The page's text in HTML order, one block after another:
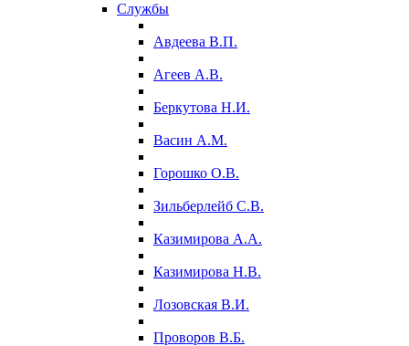
Службы
Авдеева В.П.
Агеев А.В.
Беркутова Н.И.
Васин А.М.
Горошко О.В.
Зильберлейб С.В.
Казимирова А.А.
Казимирова Н.В.
Лозовская В.И.
Проворов В.Б.